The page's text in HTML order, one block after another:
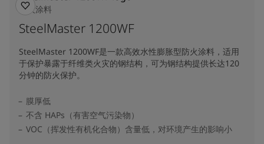
防火涂料
SteelMaster 1200WF
SteelMaster 1200WF是一款高效水性膨胀型防火涂料，适用
于保护暴露于纤维类火灾的钢结构，可为钢结构提供长达120
分钟的防火保护。
膜厚低
不含 HAPs（有害空气污染物）
VOC（挥发性有机化合物）含量低，对环境产生的影响小